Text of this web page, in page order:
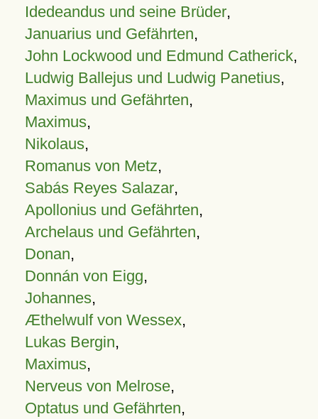
Idedeandus und seine Brüder,
Januarius und Gefährten,
John Lockwood und Edmund Catherick,
Ludwig Ballejus und Ludwig Panetius,
Maximus und Gefährten,
Maximus,
Nikolaus,
Romanus von Metz,
Sabás Reyes Salazar,
Apollonius und Gefährten,
Archelaus und Gefährten,
Donan,
Donnán von Eigg,
Johannes,
Æthelwulf von Wessex,
Lukas Bergin,
Maximus,
Nerveus von Melrose,
Optatus und Gefährten,